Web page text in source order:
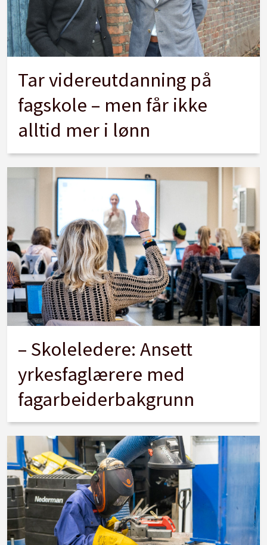
Tar videreutdanning på
fagskole – men får ikke
alltid mer i lønn
– Skoleledere: Ansett
yrkesfaglærere med
fagarbeiderbakgrunn